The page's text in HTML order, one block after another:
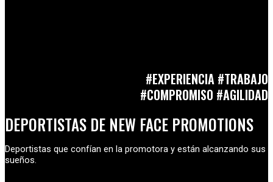
#EXPERIENCIA #TRABAJO
#COMPROMISO #AGILIDAD
DEPORTISTAS DE NEW FACE PROMOTIONS
Deportistas que confían en la promotora y están alcanzando sus
sueños.